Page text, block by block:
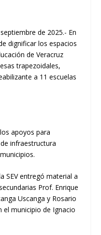
de 2025.- En
dignificar los espacios
de Veracruz
trapezoidales,
a 11 escuelas
apoyos para
infraestructura
SEV entregó material a
Prof. Enrique
Uscanga y Rosario
el municipio de Ignacio